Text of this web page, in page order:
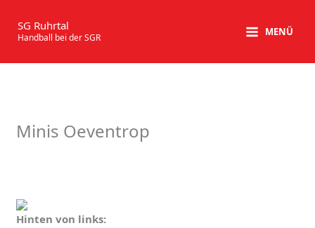
Inhalt
springen
SG Ruhrtal
Handball bei der SGR MENÜ
Minis Oeventrop
Hinten von links: